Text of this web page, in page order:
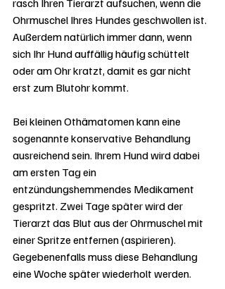
rasch Ihren Tierarzt aufsuchen, wenn die
Ohrmuschel Ihres Hundes geschwollen ist.
Außerdem natürlich immer dann, wenn
sich Ihr Hund auffällig häufig schüttelt
oder am Ohr kratzt, damit es gar nicht
erst zum Blutohr kommt.
Bei kleinen Othämatomen kann eine
sogenannte konservative Behandlung
ausreichend sein. Ihrem Hund wird dabei
am ersten Tag ein
entzündungshemmendes Medikament
gespritzt. Zwei Tage später wird der
Tierarzt das Blut aus der Ohrmuschel mit
einer Spritze entfernen (aspirieren).
Gegebenenfalls muss diese Behandlung
eine Woche später wiederholt werden.